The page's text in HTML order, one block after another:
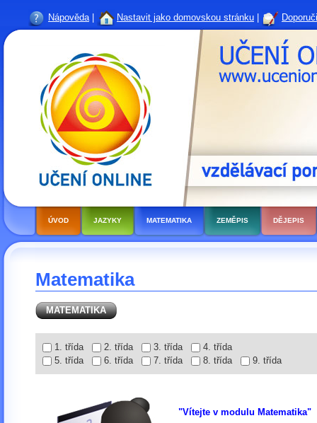
Nápověda| Nastavit jako domovskou stránku
ÚVOD JAZYKY MATEMATIKA ZEMĚPIS DĚJEPIS
Matematika
MATEMATIKA
1. třída 2. třída 3. třída
4. třída
5. třída
6. třída 7. třída 8. třída 9. třída
"Vítejte v modulu Matematika"